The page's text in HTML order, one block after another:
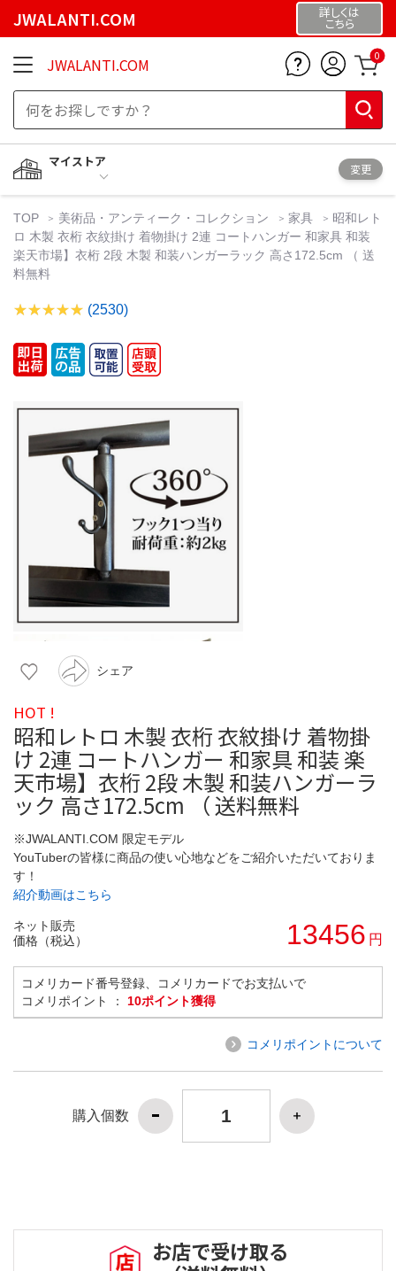
JWALANTI.COM 詳しくは
こちら
JWALANTI.COM 0
マイストア
変更
TOP 美術品・アンティーク・コレクション 家具
昭和レト
ロ 木製 衣桁 衣紋掛け 着物掛け 2連 コートハンガー 和家具 和装
楽天市場】衣桁 2段 木製 和装ハンガーラック 高さ172.5cm （ 送
料無料
(2530)
シェア
HOT !
昭和レトロ 木製 衣桁 衣紋掛け 着物掛
け 2連 コートハンガー 和家具 和装 楽
天市場】衣桁 2段 木製 和装ハンガーラ
ック 高さ172.5cm （ 送料無料
※JWALANTI.COM 限定モデル
YouTuberの皆様に商品の使い心地などをご紹介いただいておりま
す！
紹介動画はこちら
ネット販売
価格（税込）
13456 円
コメリカード番号登録、コメリカードでお支払いで
コメリポイント ： 10ポイント獲得
コメリポイントについて
購入個数
お店で受け取る